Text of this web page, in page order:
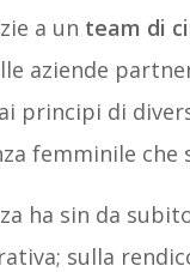
a un team di
aziende
principi di
femminile che
ha sin da
sulla